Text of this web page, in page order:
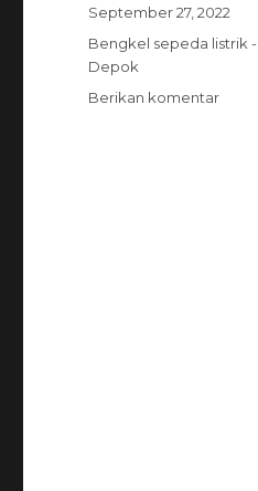
Diposkan
September 27, 2022
Kategori
Bengkel sepeda listrik -
Depok
Berikan komentaruntuk